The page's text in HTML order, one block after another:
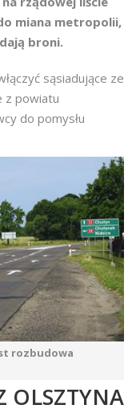
miana metropolii,
broni.
sąsiadujące ze
z powiatu
do pomysłu
rozbudowa
OLSZTYNA